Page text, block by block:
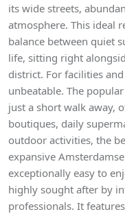
its wide streets,
atmosphere. This ideal
balance between quiet
life, sitting right
district. For facilities
unbeatable. The
just a short walk away,
boutiques, daily
outdoor activities, the
expansive
exceptionally easy to
highly sought after by
professionals. It